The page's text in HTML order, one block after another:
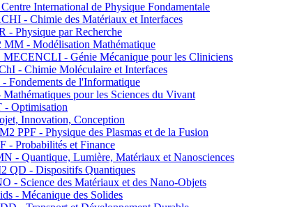
International de Physique Fondamentale
- Chimie des Matériaux et Interfaces
Physique par Recherche
- Modélisation Mathématique
- Génie Mécanique pour les Cliniciens
- Chimie Moléculaire et Interfaces
Fondements de l'Informatique
pour les Sciences du Vivant
Optimisation
Innovation, Conception
PPF - Physique des Plasmas et de la Fusion
- Probabilités et Finance
- Quantique, Lumière, Matériaux et Nanosciences
- Dispositifs Quantiques
- Science des Matériaux et des Nano-Objets
- Mécanique des Solides